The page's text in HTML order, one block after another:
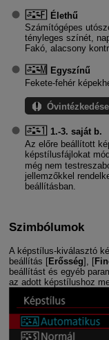
Élethű
Számítógépes
tényleges színét,
Fakó, alacsony
Egyszínű
Fekete-fehér
1.-3. saját b.
Az előre beállított
képstílusfájlokat
még nem
jellemzőkkel
beállításban.
Szimbólumok
A képstílus-kiválasztó
beállítás [Erősség], [
beállítást és egyéb
az adott képstílushoz